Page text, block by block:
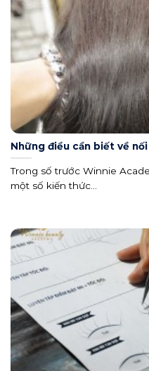
Những điều cần biết về
Trong số trước Winnie
một số kiến thức...